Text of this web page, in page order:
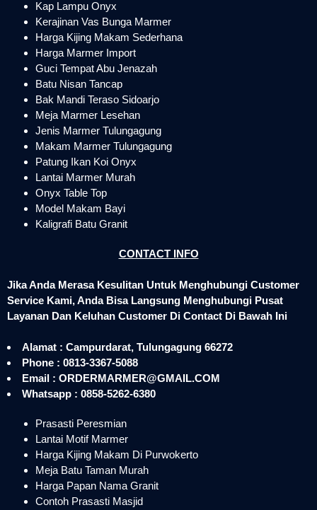
Kap Lampu Onyx
Kerajinan Vas Bunga Marmer
Harga Kijing Makam Sederhana
Harga Marmer Import
Guci Tempat Abu Jenazah
Batu Nisan Tancap
Bak Mandi Teraso Sidoarjo
Meja Marmer Lesehan
Jenis Marmer Tulungagung
Makam Marmer Tulungagung
Patung Ikan Koi Onyx
Lantai Marmer Murah
Onyx Table Top
Model Makam Bayi
Kaligrafi Batu Granit
CONTACT INFO
Jika Anda Merasa Kesulitan Untuk Menghubungi Customer
Service Kami, Anda Bisa Langsung Menghubungi Pusat
Layanan Dan Keluhan Customer Di Contact Di Bawah Ini
Alamat : Campurdarat, Tulungagung 66272
Phone : 0813-3367-5088
Email : ORDERMARMER@GMAIL.COM
Whatsapp : 0858-5262-6380
Prasasti Peresmian
Lantai Motif Marmer
Harga Kijing Makam Di Purwokerto
Meja Batu Taman Murah
Harga Papan Nama Granit
Contoh Prasasti Masjid